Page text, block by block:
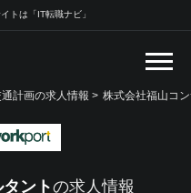
トは「IT転職ナビ」
通計画の求人情報 > 株式会社福山コ
ントの求人情報